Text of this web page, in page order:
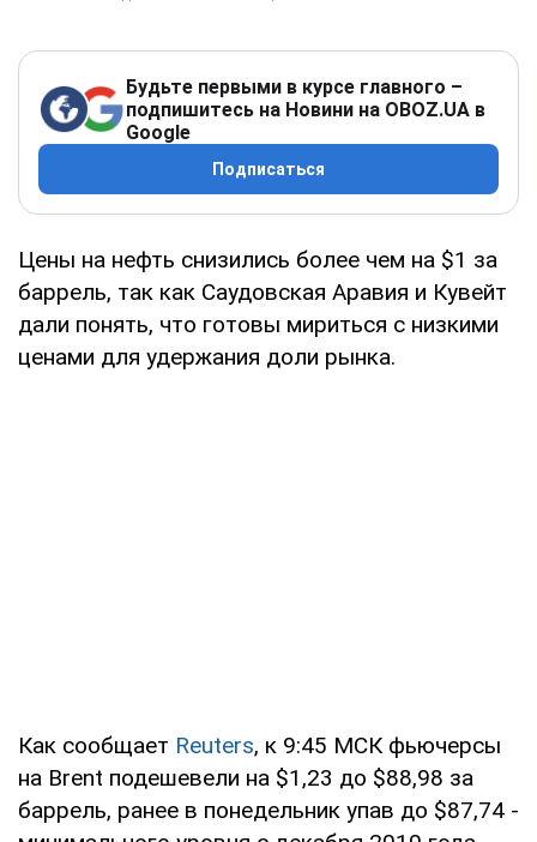
Будьте первыми в курсе главного –
подпишитесь на Новини на OBOZ.UA в
Google
Подписаться
Цены на нефть снизились более чем на $1 за
баррель, так как Саудовская Аравия и Кувейт
дали понять, что готовы мириться с низкими
ценами для удержания доли рынка.
Как сообщает Reuters, к 9:45 МСК фьючерсы
на Brent подешевели на $1,23 до $88,98 за
баррель, ранее в понедельник упав до $87,74 -